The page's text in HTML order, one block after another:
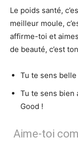
Le poids santé,
meilleur moule,
affirme-toi et
de beauté, c’est
Tu te sens
Tu te sens bien
Good !
Aime-toi